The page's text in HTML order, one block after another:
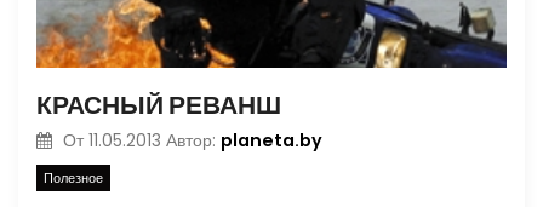
КРАСНЫЙ РЕВАНШ
От 11.05.2013 Автор: planeta.by
Полезное